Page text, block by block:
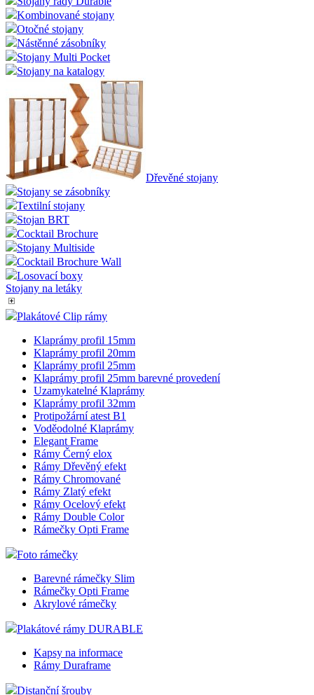
Kombinované stojany
Otočné stojany
Nástěnné zásobníky
Stojany Multi Pocket
Stojany na katalogy
Dřevěné stojany
Stojany se zásobníky
Textilní stojany
Stojan BRT
Cocktail Brochure
Stojany Multiside
Cocktail Brochure Wall
Losovací boxy
Stojany na letáky
Plakátové Clip rámy
Klaprámy profil 15mm
Klaprámy profil 20mm
Klaprámy profil 25mm
Klaprámy profil 25mm barevné provedení
Uzamykatelné Klaprámy
Klaprámy profil 32mm
Protipožární atest B1
Voděodolné Klaprámy
Elegant Frame
Rámy Černý elox
Rámy Dřevěný efekt
Rámy Chromované
Rámy Zlatý efekt
Rámy Ocelový efekt
Rámy Double Color
Rámečky Opti Frame
Foto rámečky
Barevné rámečky Slim
Rámečky Opti Frame
Akrylové rámečky
Plakátové rámy DURABLE
Kapsy na informace
Rámy Duraframe
Distanční šrouby